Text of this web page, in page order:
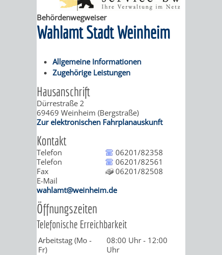
BEHÖRDENNUMMER
115
FAMILIEN
BERATUNG
HILFE
KINDER
UND
JUGENDLICHE
SENIOREN
BETREUUNG
PFLEGE
FREIZEITANGEBOTE
BERATUNG
UND
HILFE
MENSCHEN
MIT
MENSCHEN
MIT
AUSSCHÜSSE
UND
AUSSCHUSS
TECHNIK,
UND
KINDER-
UND
JUGENDBEIRAT
SITZUNGSUNTERLAGEN
TAGESORDNUNG
STADTRECHT
Behördenwegweiser
Wahlamt Stadt Weinheim
Allgemeine Informationen
Zugehörige Leistungen
Hausanschrift
Dürrestraße 2
69469 Weinheim (Bergstraße)
Zur elektronischen Fahrplanauskunft
Kontakt
Telefon
06201/82358
Telefon
06201/82561
Fax
06201/82508
E-Mail
wahlamt@weinheim.de
Öffnungszeiten
Telefonische Erreichbarkeit
Arbeitstag (Mo -
Fr)
08:00 Uhr - 12:00
Uhr